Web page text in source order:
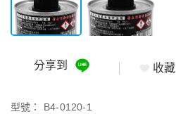
分享到 收藏
型號： B4-0120-1